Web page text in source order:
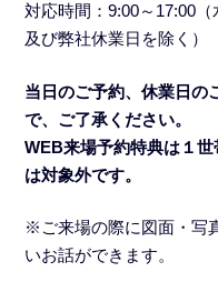
対応時間：9:00～17:00（
及び弊社休業日を除く）
当日のご予約、休業日の
で、ご了承ください。
WEB来場予約特典は１
は対象外です。
※ご来場の際に図面・写
いお話ができます。